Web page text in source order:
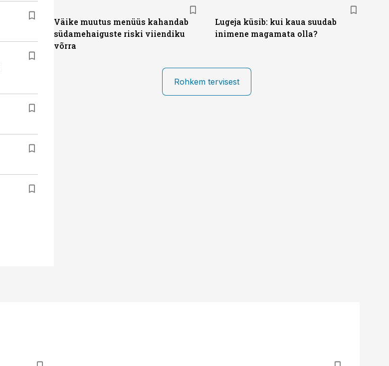
Väike muutus menüüs kahandab
südamehaiguste riski viiendiku
võrra
Lugeja küsib: kui kaua suudab
inimene magamata olla?
Rohkem tervisest